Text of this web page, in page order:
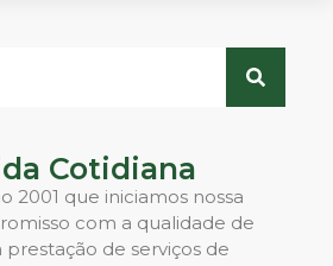
Cotidiana
2001 que iniciamos nossa
com a qualidade de
de serviços de